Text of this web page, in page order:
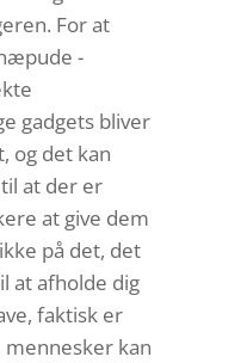
For at
-
gadgets bliver
og det kan
at der er
at give dem
på det, det
at afholde dig
faktisk er
mennesker kan